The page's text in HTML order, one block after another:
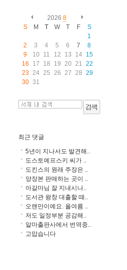
2026 8
S
M T W T F
S
1
2
3 4 5 6 7
8
9
10 11 12 13 14
15
16
17 18 19 20 21 22
23 24 25 26 27 28 29
30 31
최근 댓글
5년이 지나서도 발견해..
도스토예프스키 씨가 ..
도킨스의 원래 주장은 ..
양장본 판매하는 곳이 ..
아갈마님 잘 지내시나..
도서관 왕창 대출할 때..
오랜만이예요. 올여름 ..
저도 일정부분 공감해..
알마출판사에서 번역중..
고맙습니다